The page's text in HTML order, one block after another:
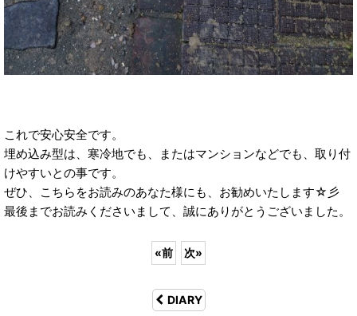
これで安心安全です。
埋め込み型は、寒冷地でも、またはマンションなどでも、取り付
けやすいとの事です。
ぜひ、こちらをお読みのあなた様にも、お勧めいたします☆彡
最後までお読みくださいまして、誠にありがとうございました。
«前 次»
DIARY